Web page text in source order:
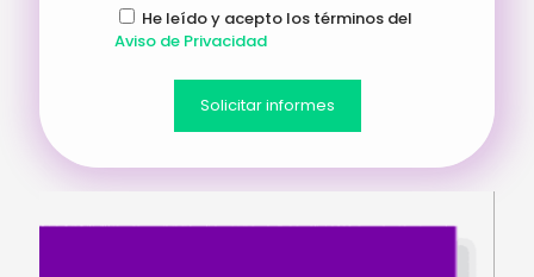
He leído y acepto los términos del
Aviso de Privacidad